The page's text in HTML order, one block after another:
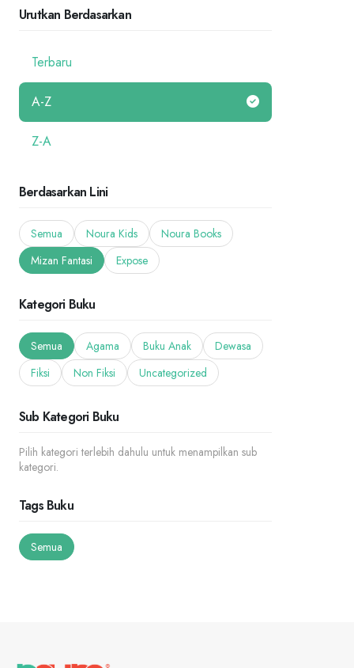
Urutkan Berdasarkan
Terbaru
A-Z
Z-A
Berdasarkan Lini
Semua Noura Kids
Noura Books
Mizan Fantasi
Expose
Kategori Buku
Semua Agama Buku Anak
Dewasa
Fiksi
Non Fiksi Uncategorized
Sub Kategori Buku
Pilih kategori terlebih dahulu untuk menampilkan sub
kategori.
Tags Buku
Semua